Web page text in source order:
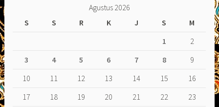
Agustus 2026
S
S R K J S
M
1
2
3
4 5 6 7 8
9
10
11 12 13 14 15
16
17
18 19 20 21 22
23